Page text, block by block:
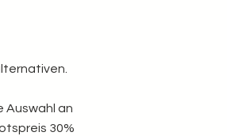
Auswahl an
30%